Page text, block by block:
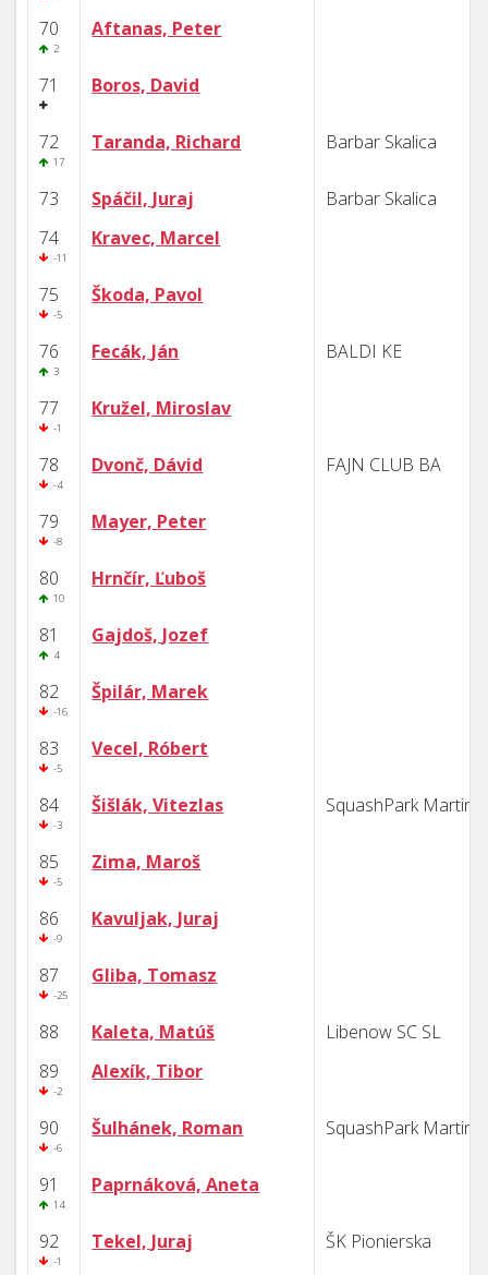
70
2
Aftanas, Peter
71 Boros, David
72
17
Taranda, Richard Barbar Skalica
73 Spáčil, Juraj
Barbar Skalica
74
-11
Kravec, Marcel
75
-5
Škoda, Pavol
76
3
Fecák, Ján BALDI KE
77
-1
Kružel, Miroslav
78
-4
Dvonč, Dávid FAJN CLUB BA
79
-8
Mayer, Peter
80
10
Hrnčír, Ľuboš
81
4
Gajdoš, Jozef
82
-16
Špilár, Marek
83
-5
Vecel, Róbert
84
-3
Šišlák, Vitezlas SquashPark Martin
85
-5
Zima, Maroš
86
-9
Kavuljak, Juraj
87
-25
Gliba, Tomasz
88 Kaleta, Matúš
Libenow SC SL
89
-2
Alexík, Tibor
90
-6
Šulhánek, Roman SquashPark Martin
91
14
Paprnáková, Aneta
92
-1
Tekel, Juraj ŠK Pionierska